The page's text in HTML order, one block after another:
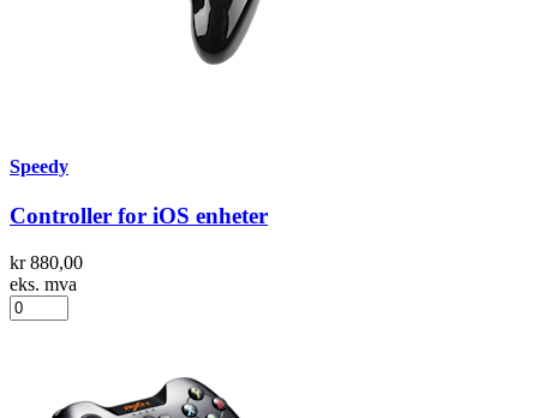
Speedy
Controller for iOS enheter
kr 880,00
eks. mva